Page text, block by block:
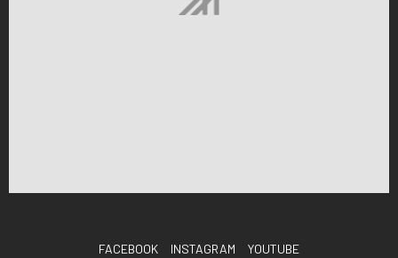
FACEBOOK INSTAGRAM YOUTUBE